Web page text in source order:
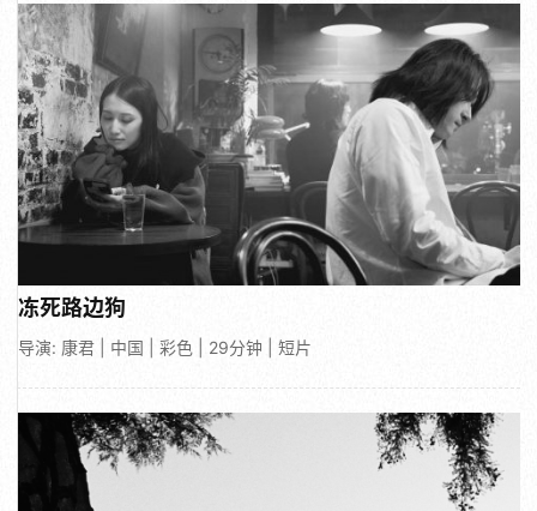
冻死路边狗
导演: 康君 | 中国 | 彩色 | 29分钟 | 短片